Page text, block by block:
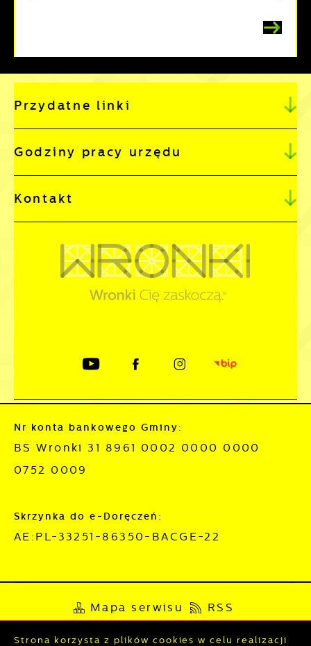
Przydatne linki
Godziny pracy urzędu
Kontakt
Nr konta bankowego Gminy:
BS Wronki 31 8961 0002 0000 0000
0752 0009
Skrzynka do e-Doręczeń:
AE:PL-33251-86350-BACGE-22
Mapa serwisu RSS
Deklaracja dostępności
Strona korzysta z plików cookies w celu realizacji